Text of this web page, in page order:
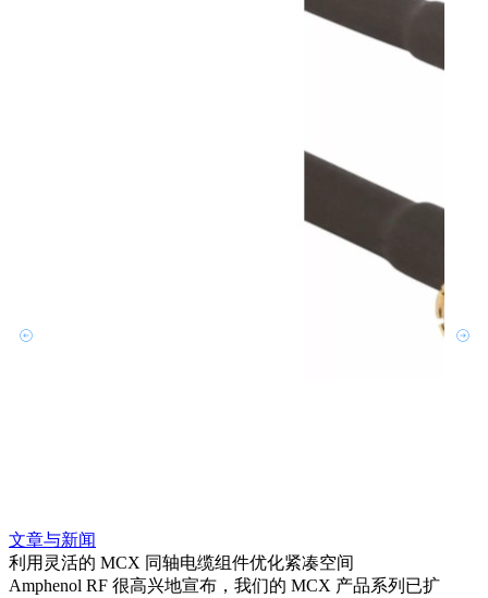
文章与新闻
利用灵活的 MCX 同轴电缆组件优化紧凑空间
Amphenol RF 很高兴地宣布，我们的 MCX 产品系列已扩